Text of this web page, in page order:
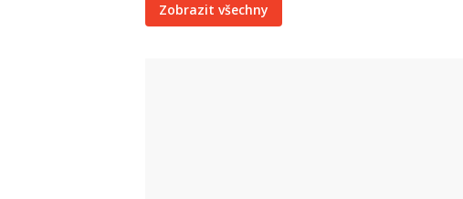
Zobrazit všechny